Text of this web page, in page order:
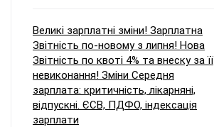
Великі зарплатні зміни! Зарплатна
Звітність по-новому з липня! Нова
Звітність по квоті 4% та внеску за її
невиконання! Зміни Середня
зарплата: критичність, лікарняні,
відпускні. ЄСВ, ПДФО, індексація
зарплати